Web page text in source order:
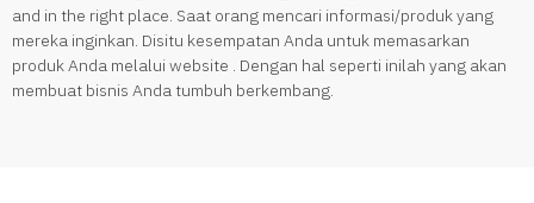
and in the right place. Saat orang mencari informasi/produk yang
mereka inginkan. Disitu kesempatan Anda untuk memasarkan
produk Anda melalui website . Dengan hal seperti inilah yang akan
membuat bisnis Anda tumbuh berkembang.